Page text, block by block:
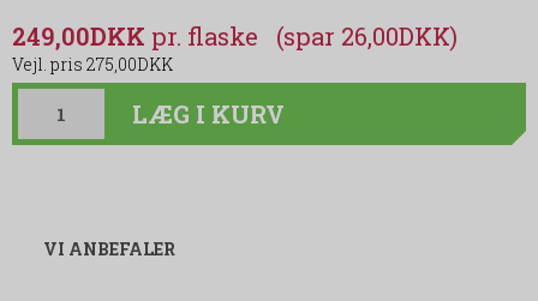
249,00DKK
275,00DKK
(spar 26,00DKK)
LÆG I KURV
VI ANBEFALER